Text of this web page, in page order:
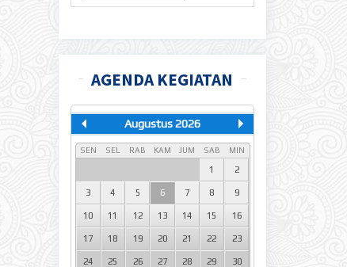
AGENDA KEGIATAN
Augustus 2026
SEN SEL RAB KAM JUM SAB MIN
1 2
3 4 5 6 7 8 9
10 11 12 13 14 15 16
17 18 19 20 21 22 23
24 25 26 27 28 29 30